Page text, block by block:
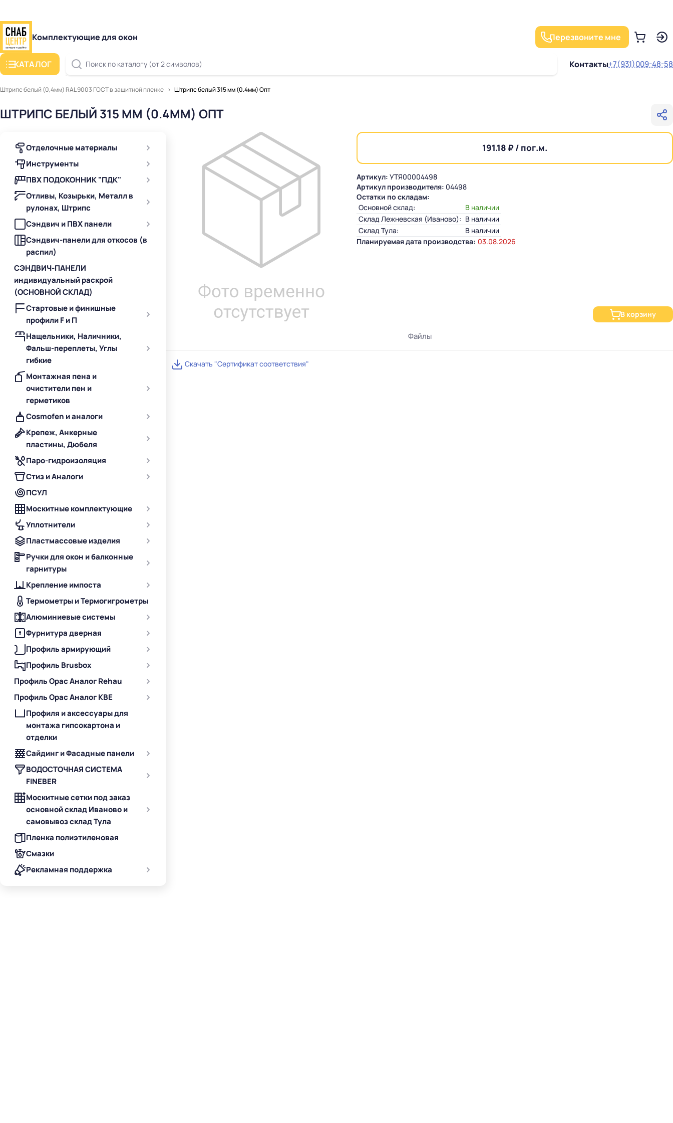
Комплектующие для окон Перезвоните мне
КАТАЛОГ Поиск по каталогу (от 2 символов) Контакты+7(931)009-48-58
Штрипс белый (0,4мм) RAL 9003 ГОСТ в защитной пленке Штрипс белый 315 мм (0.4мм) Опт
ШТРИПС БЕЛЫЙ 315 ММ (0.4ММ) ОПТ
Отделочные материалы
Инструменты
ПВХ ПОДОКОННИК "ПДК"
Отливы, Козырьки, Металл в
рулонах, Штрипс
Сэндвич и ПВХ панели
Сэндвич-панели для откосов (в
распил)
СЭНДВИЧ-ПАНЕЛИ
индивидуальный раскрой
(ОСНОВНОЙ СКЛАД)
Стартовые и финишные
профили F и П
Нащельники, Наличники,
Фальш-переплеты, Углы
гибкие
Монтажная пена и
очистители пен и
герметиков
Cosmofen и аналоги
Крепеж, Анкерные
пластины, Дюбеля
Паро-гидроизоляция
Стиз и Аналоги
ПСУЛ
Москитные комплектующие
Уплотнители
Пластмассовые изделия
Ручки для окон и балконные
гарнитуры
Крепление импоста
Термометры и Термогигрометры
Алюминиевые системы
Фурнитура дверная
Профиль армирующий
Профиль Brusbox
Профиль Орас Аналог Rehau
Профиль Орас Аналог KBE
Профиля и аксессуары для
монтажа гипсокартона и
отделки
Сайдинг и Фасадные панели
ВОДОСТОЧНАЯ СИСТЕМА
FINEBER
Москитные сетки под заказ
основной склад Иваново и
самовывоз склад Тула
Пленка полиэтиленовая
Смазки
Рекламная поддержка
191.18 ₽ / пог.м.
Артикул: УТЯ00004498
Артикул производителя: 04498
Остатки по складам:
Основной склад:
В наличии
Склад Лежневская (Иваново): В наличии
Склад Тула:
В наличии
Планируемая дата производства: 03.08.2026
В корзину
Файлы
Скачать "Сертификат соответствия"